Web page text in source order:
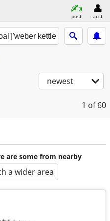
post acct
newest
1 of 60
are some from nearby
a wider area